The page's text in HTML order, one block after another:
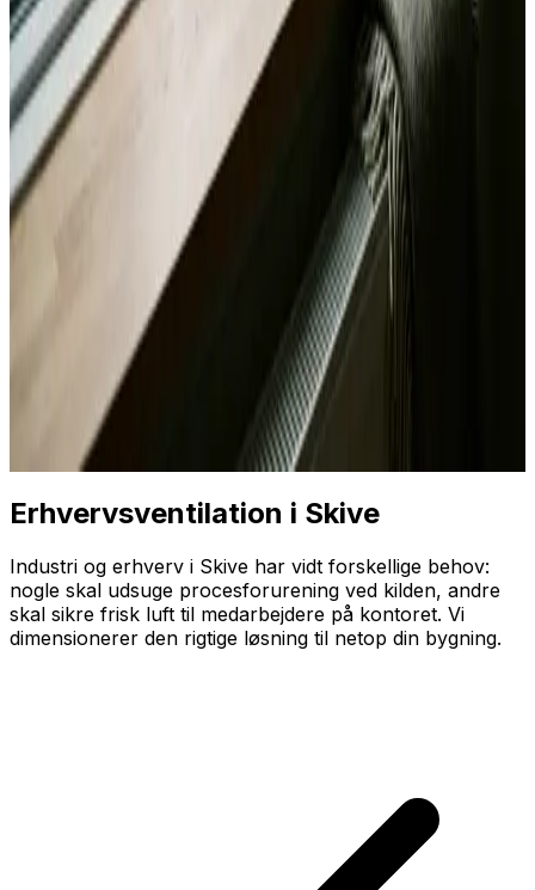
Erhvervsventilation i Skive
Industri og erhverv i Skive har vidt forskellige behov:
nogle skal udsuge proces­forurening ved kilden, andre
skal sikre frisk luft til medarbejdere på kontoret. Vi
dimensionerer den rigtige løsning til netop din bygning.